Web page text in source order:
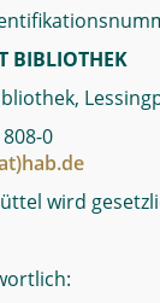
BIBLIOTHEK
0
wird